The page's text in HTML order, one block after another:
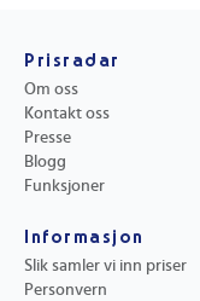
Prisradar
Om oss
Kontakt oss
Presse
Blogg
Funksjoner
Informasjon
Slik samler vi inn priser
Personvern